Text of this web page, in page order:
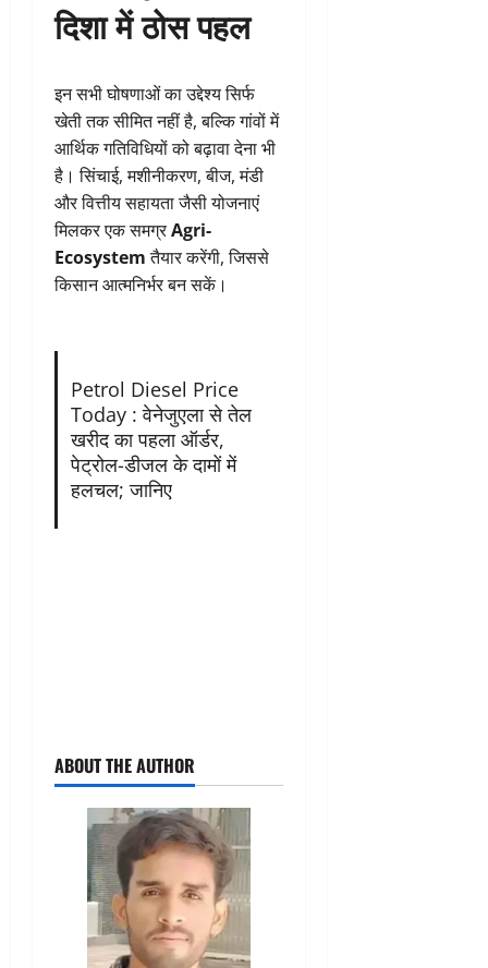
दिशा में ठोस पहल
इन सभी घोषणाओं का उद्देश्य सिर्फ
खेती तक सीमित नहीं है, बल्कि गांवों में
आर्थिक गतिविधियों को बढ़ावा देना भी
है। सिंचाई, मशीनीकरण, बीज, मंडी
और वित्तीय सहायता जैसी योजनाएं
मिलकर एक समग्रAgri-
Ecosystemतैयार करेंगी, जिससे
किसान आत्मनिर्भर बन सकें।
Petrol Diesel Price
Today : वेनेजुएला से तेल
खरीद का पहला ऑर्डर,
पेट्रोल-डीजल के दामों में
हलचल; जानिए
ABOUT THE AUTHOR